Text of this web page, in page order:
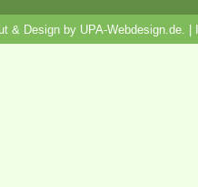
& Design by UPA-Webdesign.de.